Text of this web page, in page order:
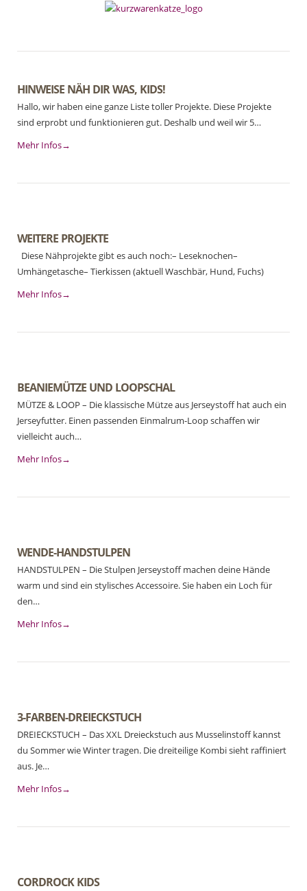
HINWEISE NÄH DIR WAS, KIDS!
Hallo, wir haben eine ganze Liste toller Projekte. Diese Projekte
sind erprobt und funktionieren gut. Deshalb und weil wir 5…
Mehr Infos→
WEITERE PROJEKTE
Diese Nähprojekte gibt es auch noch:– Leseknochen–
Umhängetasche– Tierkissen (aktuell Waschbär, Hund, Fuchs)
Mehr Infos→
BEANIEMÜTZE UND LOOPSCHAL
MÜTZE & LOOP – Die klassische Mütze aus Jerseystoff hat auch ein
Jerseyfutter. Einen passenden Einmalrum-Loop schaffen wir
vielleicht auch…
Mehr Infos→
WENDE-HANDSTULPEN
HANDSTULPEN – Die Stulpen Jerseystoff machen deine Hände
warm und sind ein stylisches Accessoire. Sie haben ein Loch für
den…
Mehr Infos→
3-FARBEN-DREIECKSTUCH
DREIECKSTUCH – Das XXL Dreieckstuch aus Musselinstoff kannst
du Sommer wie Winter tragen. Die dreiteilige Kombi sieht raffiniert
aus. Je…
Mehr Infos→
CORDROCK KIDS